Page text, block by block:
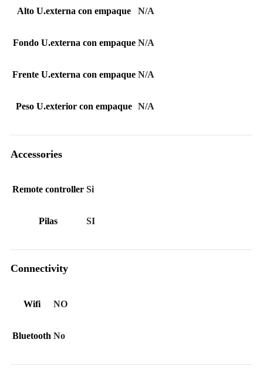
Alto U.externa con empaque N/A
Fondo U.externa con empaque N/A
Frente U.externa con empaque N/A
Peso U.exterior con empaque N/A
Accessories
Remote controller Si
Pilas SI
Connectivity
Wifi NO
Bluetooth No